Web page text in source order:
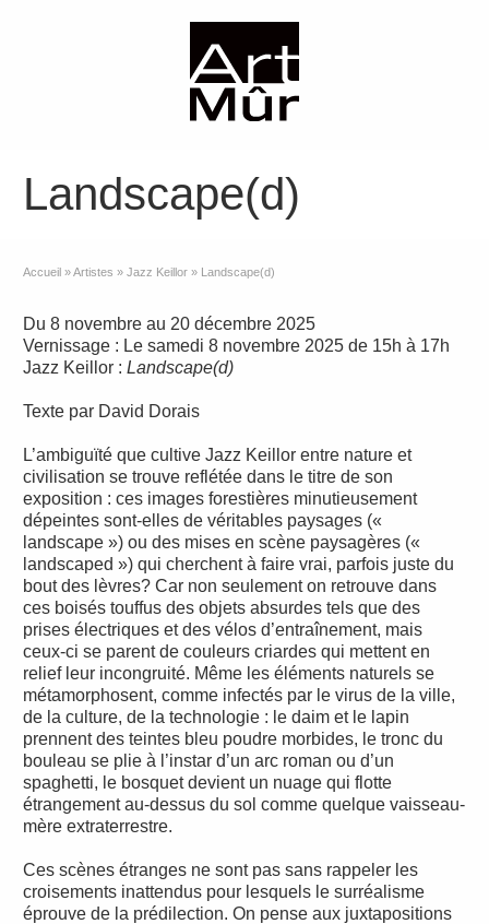
Landscape(d)
Accueil »Artistes » Jazz Keillor » Landscape(d)
Du 8 novembre au 20 décembre 2025
Vernissage : Le samedi 8 novembre 2025 de 15h à 17h
Jazz Keillor :Landscape(d)
Texte par David Dorais
L’ambiguïté que cultive Jazz Keillor entre nature et
civilisation se trouve reflétée dans le titre de son
exposition : ces images forestières minutieusement
dépeintes sont-elles de véritables paysages («
landscape ») ou des mises en scène paysagères («
landscaped ») qui cherchent à faire vrai, parfois juste du
bout des lèvres? Car non seulement on retrouve dans
ces boisés touffus des objets absurdes tels que des
prises électriques et des vélos d’entraînement, mais
ceux-ci se parent de couleurs criardes qui mettent en
relief leur incongruité. Même les éléments naturels se
métamorphosent, comme infectés par le virus de la ville,
de la culture, de la technologie : le daim et le lapin
prennent des teintes bleu poudre morbides, le tronc du
bouleau se plie à l’instar d’un arc roman ou d’un
spaghetti, le bosquet devient un nuage qui flotte
étrangement au-dessus du sol comme quelque vaisseau-
mère extraterrestre.
Ces scènes étranges ne sont pas sans rappeler les
croisements inattendus pour lesquels le surréalisme
éprouve de la prédilection. On pense aux juxtapositions